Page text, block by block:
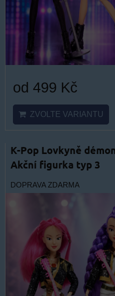
od 499 Kč
ZVOLTE VARIANTU
K-Pop Lovkyně
Akční figurka typ 3
DOPRAVA ZDARMA